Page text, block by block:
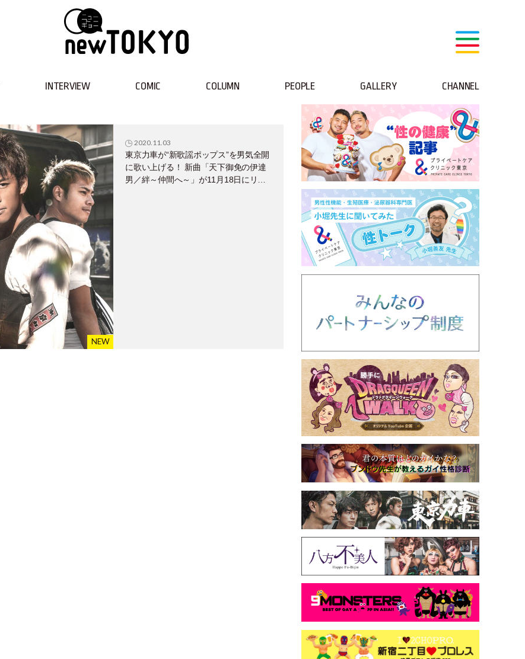
INTERVIEW COMIC COLUMN PEOPLE GALLERY CHANNEL
2020.11.03
東京力車が“新歌謡ポップス”を男気全開
に歌い上げる！ 新曲「天下御免の伊達
男／絆～仲間へ～」が11月18日にリリ